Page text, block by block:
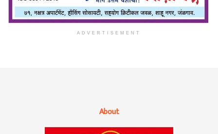
ADVERTISEMENT
About